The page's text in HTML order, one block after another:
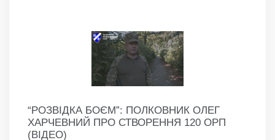
“РОЗВІДКА БОЄМ”: ПОЛКОВНИК ОЛЕГ
ХАРЧЕВНИЙ ПРО СТВОРЕННЯ 120 ОРП
(ВІДЕО)